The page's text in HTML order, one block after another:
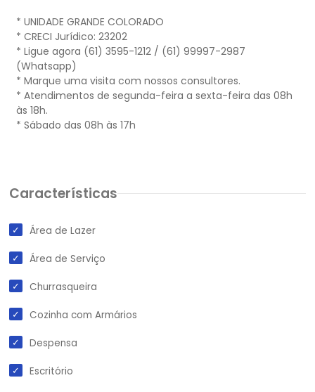
* UNIDADE GRANDE COLORADO
* CRECI Jurídico: 23202
* Ligue agora (61) 3595-1212 / (61) 99997-2987
(Whatsapp)
* Marque uma visita com nossos consultores.
* Atendimentos de segunda-feira a sexta-feira das 08h
às 18h.
* Sábado das 08h às 17h
Características
Área de Lazer
Área de Serviço
Churrasqueira
Cozinha com Armários
Despensa
Escritório